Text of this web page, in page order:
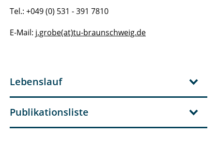
Tel.: +049 (0) 531 - 391 7810
E-Mail: j.grobe(at)tu-braunschweig.de
Lebenslauf
Publikationsliste